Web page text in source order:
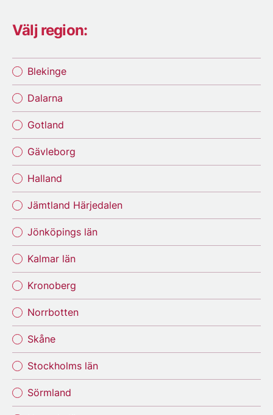
Välj region:
Blekinge
Dalarna
Gotland
Gävleborg
Halland
Jämtland Härjedalen
Jönköpings län
Kalmar län
Kronoberg
Norrbotten
Skåne
Stockholms län
Sörmland